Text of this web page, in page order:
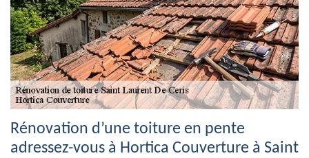
Rénovation d’une toiture en pente
adressez-vous à Hortica Couverture à Saint